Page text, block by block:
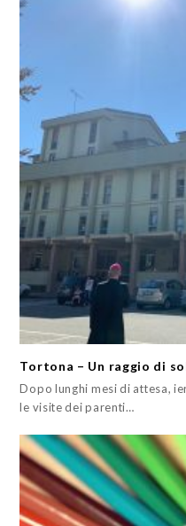
Tortona – Un raggio di
Dopo lunghi mesi di attesa,
le visite dei parenti…